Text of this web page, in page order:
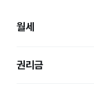
월세
권리금